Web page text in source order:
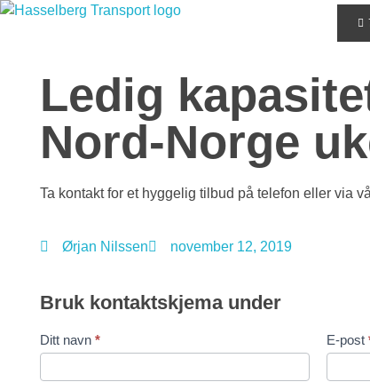
Ledig
Nord-Norge
Ta kontakt for et hyggelig tilbud på telefon eller via
Ørjan Nilssen november 12, 2019
Bruk kontaktskjema under
Contact
Us
Ditt navn * E-post